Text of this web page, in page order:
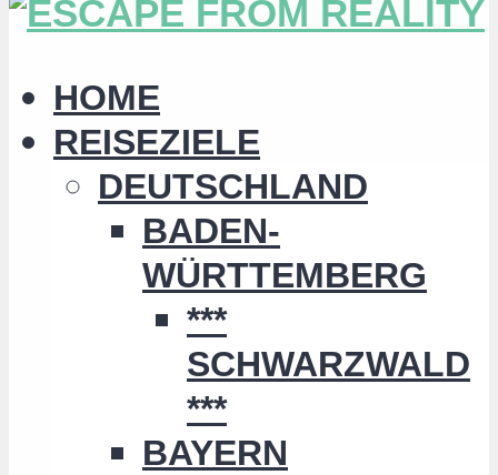
HOME
REISEZIELE
DEUTSCHLAND
BADEN-
WÜRTTEMBERG
***
SCHWARZWALD
***
BAYERN